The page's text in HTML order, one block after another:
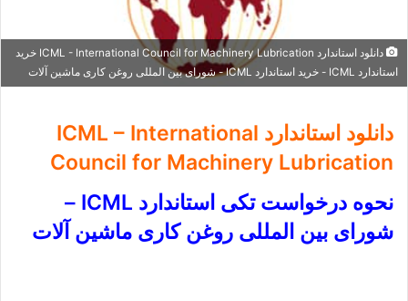
دانلود استاندارد ICML - International Council for Machinery Lubrication خرید
استاندارد ICML - خرید استاندارد ICML - شورای بین المللی روغن کاری ماشین آلات
دانلود استاندارد ICML – International
Council for Machinery Lubrication
نحوه درخواست تکی استاندارد ICML –
شورای بین المللی روغن کاری ماشین آلات